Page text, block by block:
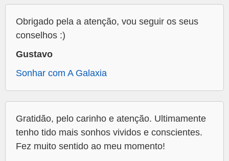
Obrigado pela a atenção, vou seguir os seus
conselhos :)
Gustavo
Sonhar com A Galaxia
Gratidão, pelo carinho e atenção. Ultimamente
tenho tido mais sonhos vividos e conscientes.
Fez muito sentido ao meu momento!